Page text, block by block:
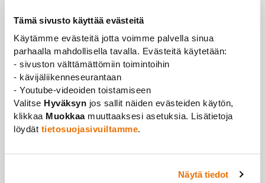
Tämä sivusto käyttää evästeitä
Käytämme evästeitä jotta voimme palvella sinua
parhaalla mahdollisella tavalla. Evästeitä käytetään:
- sivuston välttämättömiin toimintoihin
- kävijäliikenneseurantaan
- Youtube-videoiden toistamiseen
Valitse Hyväksyn jos sallit näiden evästeiden käytön,
klikkaa Muokkaamuuttaaksesi asetuksia. Lisätietoja
löydät tietosuojasivuiltamme.
Näytä tiedot
Nyhet,Ställningstagande 10.06.2026
Finansieringsmodellerna för högskolorna
måste utvecklas så att de stöder
högskolornas kärnuppgifter
Läs mer